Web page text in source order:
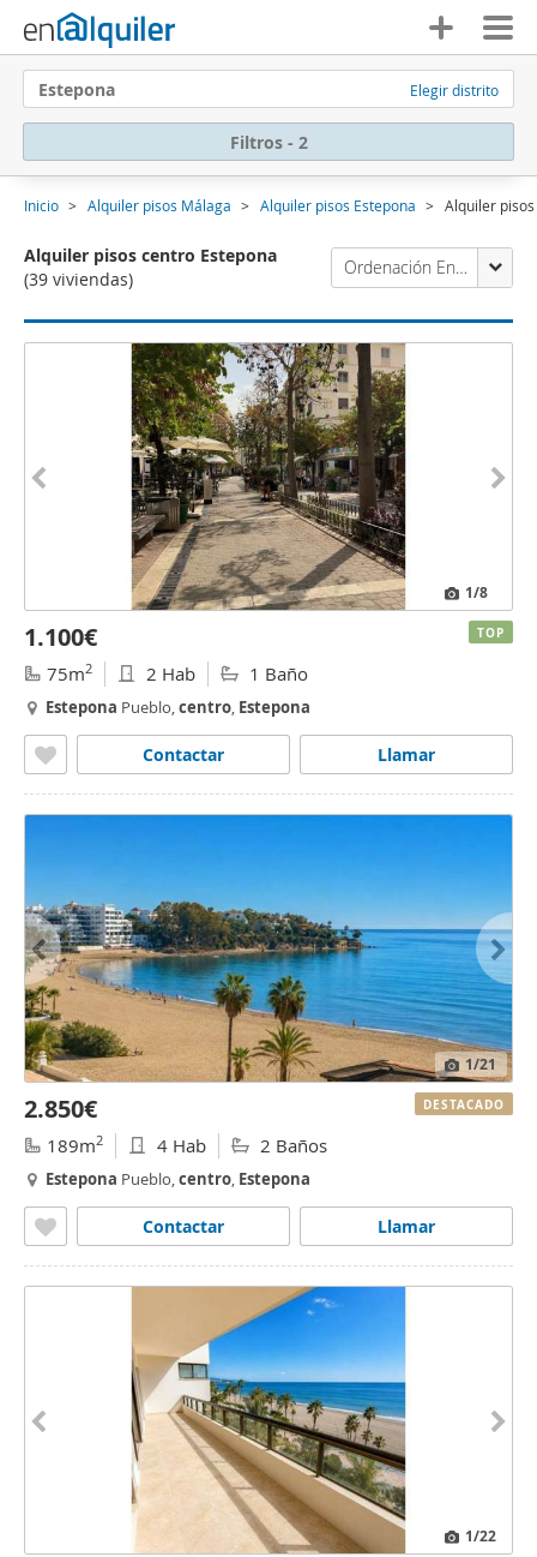
Estepona Elegir distrito
Filtros - 2
Inicio Alquiler pisos Málaga Alquiler pisos Estepona Alquiler
Alquiler pisos centro Estepona
(39 viviendas)
Ordenación Enalquiler
1/8
1.100€
75m2 2 Hab 1 Baño
Estepona Pueblo,centro, Estepona
Llamar
Contactar
TOP
1/21
2.850€
189m2 4 Hab 2 Baños
Estepona Pueblo,centro, Estepona
Llamar
Contactar
DESTACADO
1/22